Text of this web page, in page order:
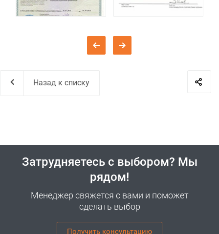
Назад к списку
Затрудняетесь с выбором? Мы
рядом!
Менеджер свяжется с вами и поможет
сделать выбор
Получить консультацию